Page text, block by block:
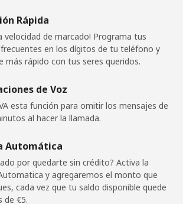
⁦1.5¢⁩
⁦€5⁩
⁦32.5¢⁩
15 min por
⁦25.9¢⁩
Rápida
velocidad de marcado! Programa tus
en los dígitos de tu teléfono y
más rápido con tus seres queridos.
de Voz
esta función para omitir los mensajes de
al hacer la llamada.
Automática
por quedarte sin crédito? Activa la
y agregaremos el monto que
cada vez que tu saldo disponible quede
de ⁦€5⁩.